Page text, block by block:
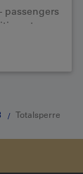
passengers
at
the
the
Totalsperre